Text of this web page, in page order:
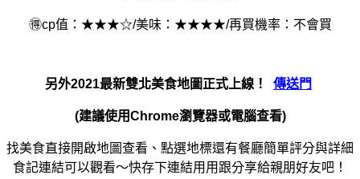
🉐cp值：★★★☆/美味：★★★★/再買機率：不會買
另外2021最新雙北美食地圖正式上線！ 傳送門
(建議使用Chrome瀏覽器或電腦查看)
找美食直接開啟地圖查看、點選地標還有餐廳簡單評分與詳細
食記連結可以觀看～快存下連結用用跟分享給親朋好友吧！